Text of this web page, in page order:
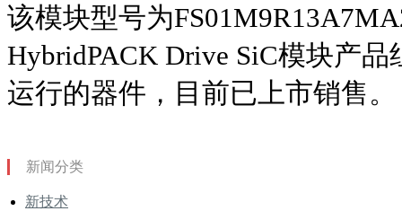
该模块型号为
HybridPACK Drive SiC模块产品
运行的器件，目前已上市销售。
新闻分类
新技术